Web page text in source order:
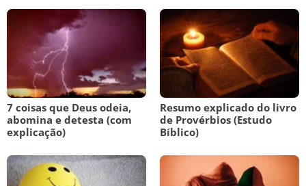
7 coisas que Deus odeia,
abomina e detesta (com
explicação)
Resumo explicado do livro
de Provérbios (Estudo
Bíblico)